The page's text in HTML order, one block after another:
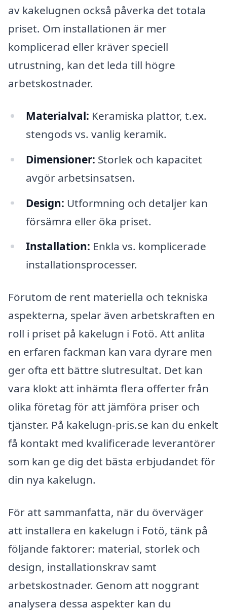
av kakelugnen också påverka det totala
priset. Om installationen är mer
komplicerad eller kräver speciell
utrustning, kan det leda till högre
arbetskostnader.
Materialval: Keramiska plattor, t.ex.
stengods vs. vanlig keramik.
Dimensioner: Storlek och kapacitet
avgör arbetsinsatsen.
Design: Utformning och detaljer kan
försämra eller öka priset.
Installation: Enkla vs. komplicerade
installationsprocesser.
Förutom de rent materiella och tekniska
aspekterna, spelar även arbetskraften en
roll i priset på kakelugn i Fotö. Att anlita
en erfaren fackman kan vara dyrare men
ger ofta ett bättre slutresultat. Det kan
vara klokt att inhämta flera offerter från
olika företag för att jämföra priser och
tjänster. På kakelugn-pris.se kan du enkelt
få kontakt med kvalificerade leverantörer
som kan ge dig det bästa erbjudandet för
din nya kakelugn.
För att sammanfatta, när du överväger
att installera en kakelugn i Fotö, tänk på
följande faktorer: material, storlek och
design, installationskrav samt
arbetskostnader. Genom att noggrant
analysera dessa aspekter kan du